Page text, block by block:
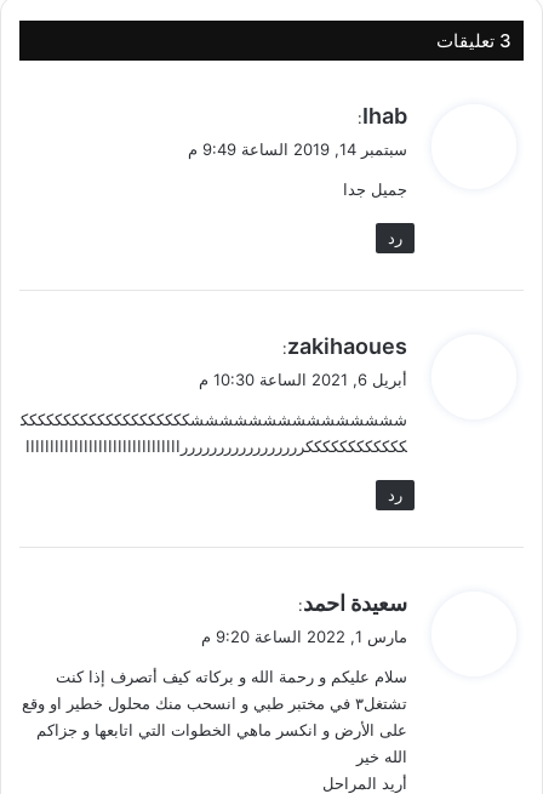
‫3 تعليقات
ي
ل
Ihab
:
سبتمبر 14, 2019 الساعة 9:49 م
جميل جدا
رد
ي
ق
ل
zakihaoues
:
أبريل 6, 2021 الساعة 10:30 م
شششششششششششششششكككككككككككككككككككك
ككككككككككككررررررررررررررررراااااااااااااااااااااااااااااااا
رد
ي
ل
سعيدة احمد:
مارس 1, 2022 الساعة 9:20 م
سلام عليكم و رحمة الله و بركاته كيف أتصرف إذا كنت
تشتغل٣ في مختبر طبي و انسحب منك محلول خطير او وقع
على الأرض و انكسر ماهي الخطوات التي اتابعها و جزاكم
الله خير
أريد المراحل